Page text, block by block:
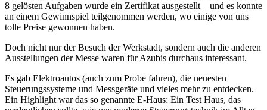
8 gelösten Aufgaben wurde ein Zertifikat ausgestellt – und es konnte
an einem Gewinnspiel teilgenommen werden, wo einige von uns
tolle Preise gewonnen haben.
Doch nicht nur der Besuch der Werkstadt, sondern auch die anderen
Ausstellungen der Messe waren für Azubis durchaus interessant.
Es gab Elektroautos (auch zum Probe fahren), die neuesten
Steuerungssysteme und Messgeräte und vieles mehr zu entdecken.
Ein Highlight war das so genannte E-Haus: Ein Test Haus, das